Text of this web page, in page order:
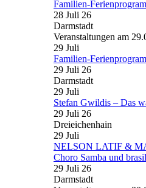
Familien-
28 Juli 26
Darmstadt
Veranstaltungen am
29 Juli
Familien-
29 Juli 26
Darmstadt
29 Juli
Stefan Gwildis – Das
29 Juli 26
Dreieichenhain
29 Juli
NELSON LATIF &
Choro Samba und
29 Juli 26
Darmstadt